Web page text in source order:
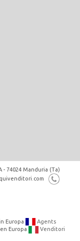
74024 Manduria (Ta)
in Europa
Agents
en Europa
Venditori